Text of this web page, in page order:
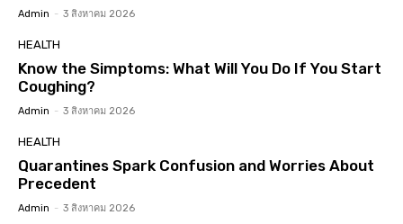
Admin - 3 สิงหาคม 2026
HEALTH
Know the Simptoms: What Will You Do If You Start
Coughing?
Admin - 3 สิงหาคม 2026
HEALTH
Quarantines Spark Confusion and Worries About
Precedent
Admin - 3 สิงหาคม 2026